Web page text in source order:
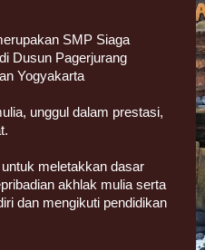
SMP Siaga
Dusun Pagerjurang
Yogyakarta
unggul dalam prestasi,
meletakkan dasar
akhlak mulia serta
dan mengikuti pendidikan